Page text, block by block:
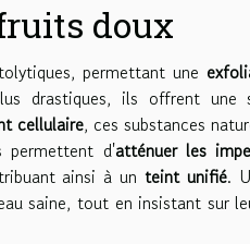
doux
permettant une
drastiques, ils offrent une
cellulaire, ces substances
permettent d'atténuer les
ainsi à unteint unifié.
saine, tout en insistant sur